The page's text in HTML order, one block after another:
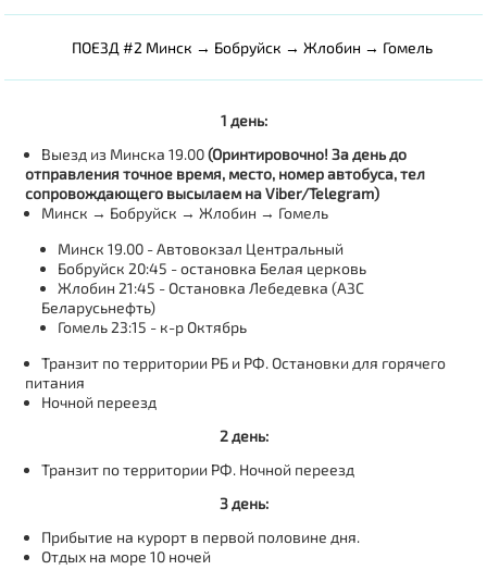
ПОЕЗД #2 Минск → Бобруйск → Жлобин → Гомель
1 день:
Выезд из Минска 19.00(Оринтировочно! За день до
отправления точное время, место, номер автобуса, тел
сопровождающего высылаем на Viber/Telegram)
Минск → Бобруйск → Жлобин → Гомель
Минск 19.00 - Автовокзал Центральный
Бобруйск 20:45 - остановка Белая церковь
Жлобин 21:45 - Остановка Лебедевка (АЗС
Беларусьнефть)
Гомель 23:15 - к-р Октябрь
Транзит по территории РБ и РФ. Остановки для горячего
питания
Ночной переезд
2 день:
Транзит по территории РФ. Ночной переезд
3 день:
Прибытие на курорт в первой половине дня.
Отдых на море 10 ночей